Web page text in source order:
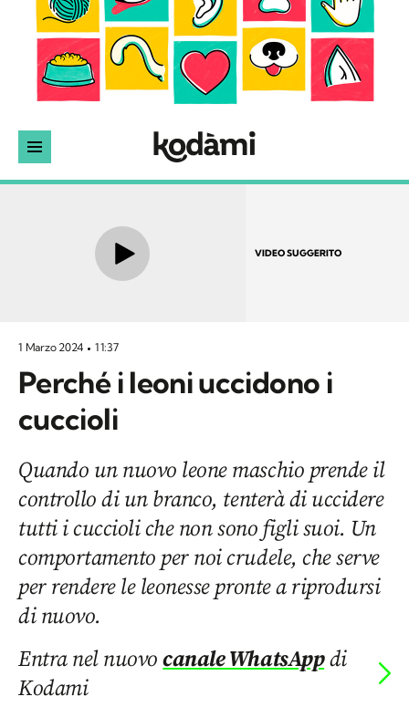
VIDEO SUGGERITO
1 Marzo 2024 11:37
Perché i leoni uccidono i
cuccioli
Quando un nuovo leone maschio prende il
controllo di un branco, tenterà di uccidere
tutti i cuccioli che non sono figli suoi. Un
comportamento per noi crudele, che serve
per rendere le leonesse pronte a riprodursi
di nuovo.
Entra nel nuovocanale WhatsAppdi
Kodami